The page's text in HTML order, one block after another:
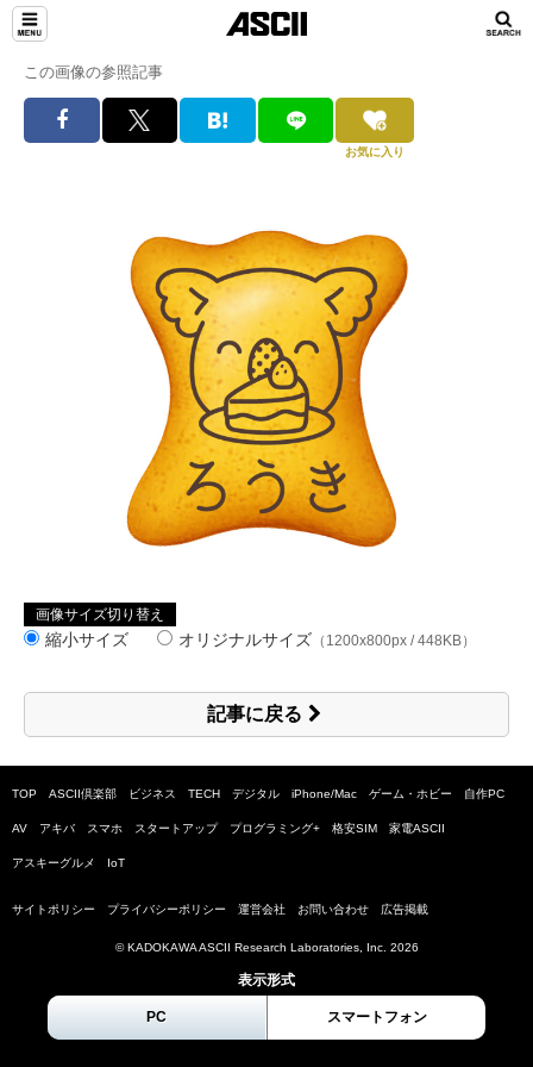
この画像の参照記事
お気に入り
画像サイズ切り替え
縮小サイズ オリジナルサイズ （1200x800px / 448KB）
記事に戻る
TOP ASCII倶楽部 ビジネス TECH デジタル iPhone/Mac ゲーム・ホビー 自作PC
AV アキバ スマホ スタートアップ プログラミング+ 格安SIM 家電ASCII
アスキーグルメ IoT
サイトポリシー プライバシーポリシー 運営会社 お問い合わせ 広告掲載
© KADOKAWA ASCII Research Laboratories, Inc. 2026
表示形式
PC スマートフォン